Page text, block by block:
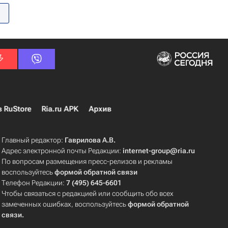
RuStore Ria.ru APK Архив
Главный редактор: Гаврилова А.В.
Адрес электронной почты Редакции:internet-group@ria.ru
По вопросам размещения пресс-релизов и рекламы
воспользуйтесьформой обратной связи
Телефон Редакции:7 (495) 645-6601
Чтобы связаться с редакцией или сообщить обо всех
замеченных ошибках, воспользуйтесьформой обратной
связи.